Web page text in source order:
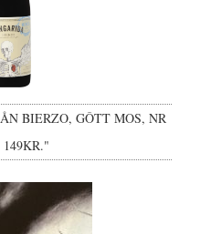
BIERZO, GÔTT MOS, NR
149KR."